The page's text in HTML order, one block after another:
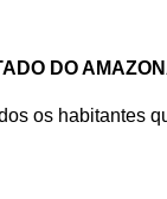
DO
os habitantes